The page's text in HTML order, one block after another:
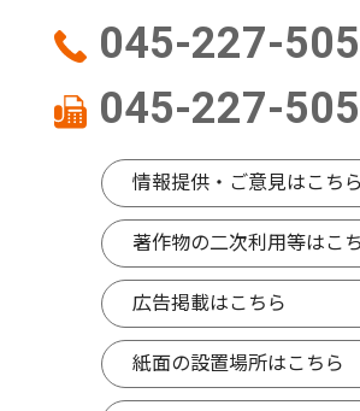
045-227-
045-227-
情報提供・ご意見はこちら
著作物の二次利用等はこ
広告掲載はこちら
紙面の設置場所はこちら